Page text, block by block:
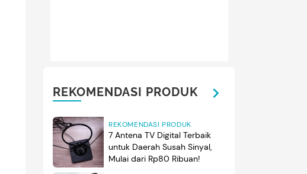
REKOMENDASI PRODUK
REKOMENDASI PRODUK
7 Antena TV Digital Terbaik
untuk Daerah Susah Sinyal,
Mulai dari Rp80 Ribuan!